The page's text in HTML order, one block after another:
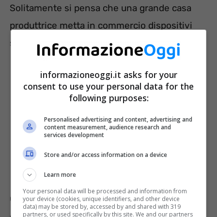
Solitamente si pensa che una grande casa
produttrice metta in commercio dispositivi
sicuri. E ovviamente in generale è così.
Questo non significa che ci possano essere
informazioneoggi.it asks for your
consent to use your personal data for the
following purposes:
Personalised advertising and content, advertising and
content measurement, audience research and
services development
Store and/or access information on a device
Learn more
Your personal data will be processed and information from
your device (cookies, unique identifiers, and other device
data) may be stored by, accessed by and shared with 319
partners, or used specifically by this site. We and our partners